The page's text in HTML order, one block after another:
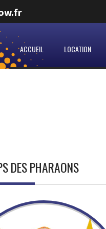
ACCUEIL LOCATION
DES PHARAONS